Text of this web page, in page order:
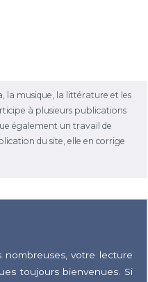
la musique, la littérature et les
à plusieurs publications
également un travail de
du site, elle en corrige
nombreuses, votre lecture
toujours bienvenues. Si